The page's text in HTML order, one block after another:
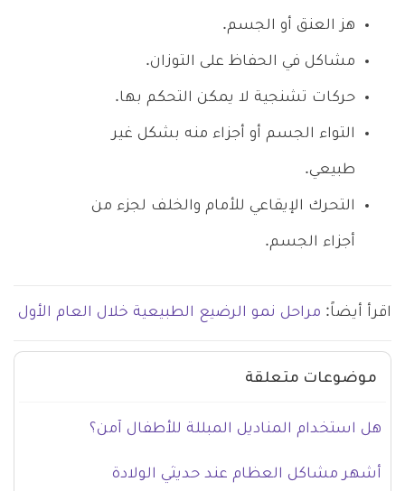
هز العنق أو الجسم.
مشاكل في الحفاظ على التوزان.
حركات تشنجية لا يمكن التحكم بها.
التواء الجسم أو أجزاء منه بشكل غير
طبيعي.
التحرك الإيقاعي للأمام والخلف لجزء من
أجزاء الجسم.
اقرأ أيضاً: مراحل نمو الرضيع الطبيعية خلال العام الأول
موضوعات متعلقة
هل استخدام المناديل المبللة للأطفال آمن؟
أشهر مشاكل العظام عند حديثي الولادة